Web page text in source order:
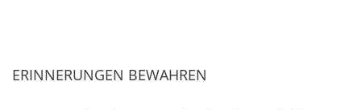
ERINNERUNGEN BEWAHREN